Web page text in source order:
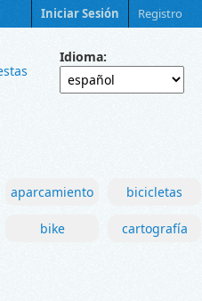
Iniciar Sesión Registro
Idioma
aparcamiento bicicletas
bike cartografía